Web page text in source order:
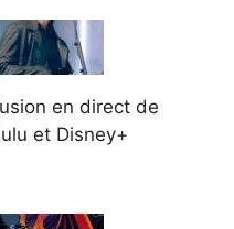
en direct de
et Disney+